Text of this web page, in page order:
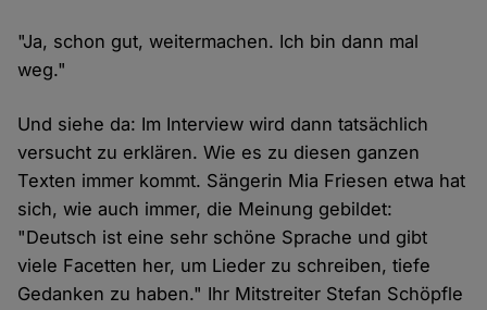
"Ja, schon gut, weitermachen. Ich bin dann mal
weg."
Und siehe da: Im Interview wird dann tatsächlich
versucht zu erklären. Wie es zu diesen ganzen
Texten immer kommt. Sängerin Mia Friesen etwa hat
sich, wie auch immer, die Meinung gebildet:
"Deutsch ist eine sehr schöne Sprache und gibt
viele Facetten her, um Lieder zu schreiben, tiefe
Gedanken zu haben." Ihr Mitstreiter Stefan Schöpfle